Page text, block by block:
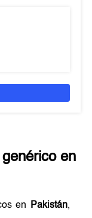
en
en Pakistán,